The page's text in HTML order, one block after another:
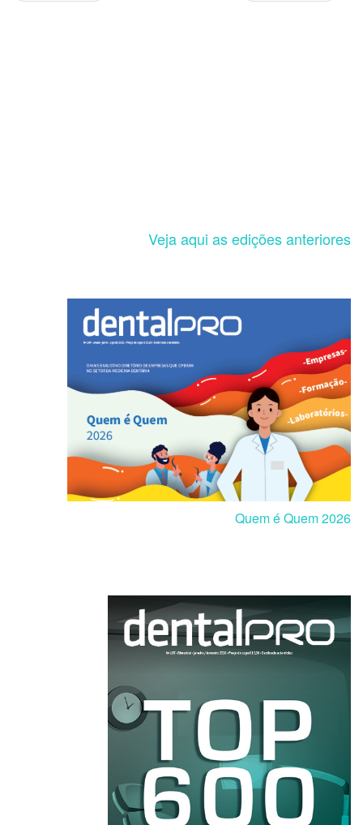
Veja aqui as edições anteriores
Quem é Quem 2026